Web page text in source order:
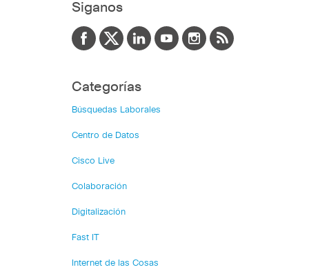
Siganos
Categorías
Búsquedas Laborales
Centro de Datos
Cisco Live
Colaboración
Digitalización
Fast IT
Internet de las Cosas